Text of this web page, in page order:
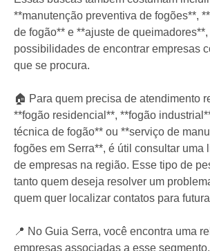
**manutenção preventiva de fogões**,
de fogão** e **ajuste de
possibilidades de encontrar empresas
que se procura.
🏠 Para quem precisa de atendimento
**fogão residencial**, **fogão
técnica de fogão** ou **serviço de
fogões em Serra**, é útil consultar uma
de empresas na região. Esse tipo de
tanto quem deseja resolver um
quem quer localizar contatos para
📍 No Guia Serra, você encontra uma
empresas associadas a esse